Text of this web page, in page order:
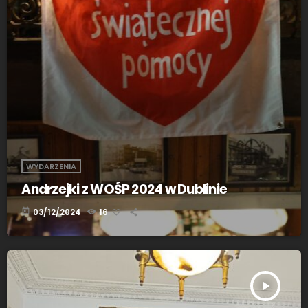
WYDARZENIA
Andrzejki z WOŚP 2024 w Dublinie
today 03/12/2024 16
play_arrow